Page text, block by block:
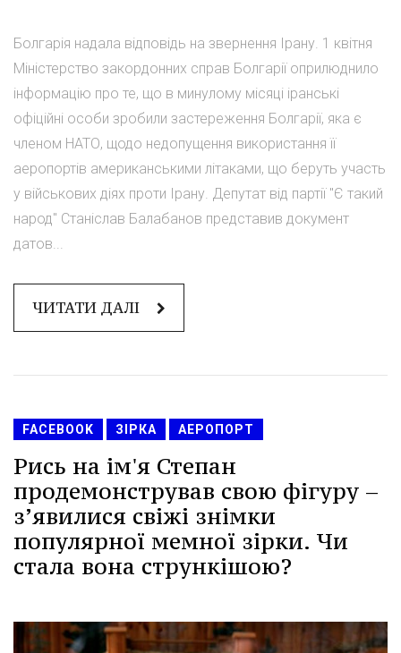
Болгарія надала відповідь на звернення Ірану. 1 квітня
Міністерство закордонних справ Болгарії оприлюднило
інформацію про те, що в минулому місяці іранські
офіційні особи зробили застереження Болгарії, яка є
членом НАТО, щодо недопущення використання її
аеропортів американськими літаками, що беруть участь
у військових діях проти Ірану. Депутат від партії "Є такий
народ" Станіслав Балабанов представив документ
датов...
ЧИТАТИ ДАЛІ
FACEBOOK ЗІРКА АЕРОПОРТ
Рись на ім'я Степан
продемонстрував свою фігуру –
з’явилися свіжі знімки
популярної мемної зірки. Чи
стала вона стрункішою?